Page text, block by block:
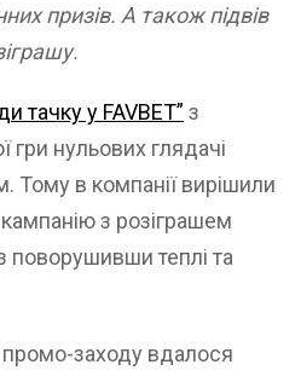
призів. А також підвів
тачку у FAVBET” з
гри нульових глядачі
Тому в компанії вирішили
з розіграшем
поворушивши теплі та
заходу вдалося